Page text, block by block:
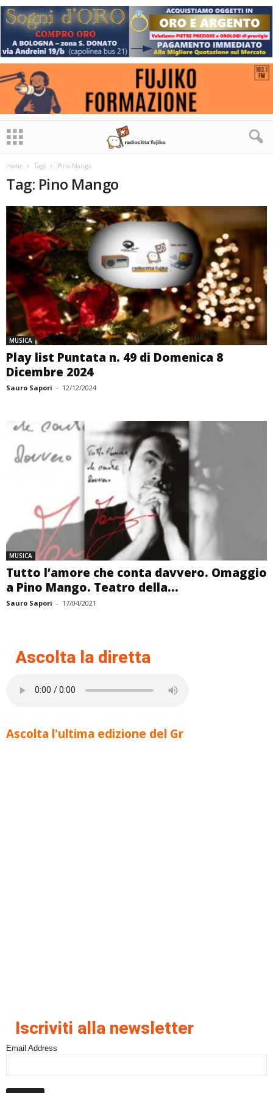
Home Tags Pino Mango
Tag: Pino Mango
MUSICA
Play list Puntata n. 49 di Domenica 8
Dicembre 2024
Sauro Sapori - 12/12/2024
MUSICA
Tutto l’amore che conta davvero. Omaggio
a Pino Mango. Teatro della...
Sauro Sapori - 17/04/2021
Ascolta la diretta
Ascolta l'ultima edizione del Gr
Iscriviti alla newsletter
Email Address